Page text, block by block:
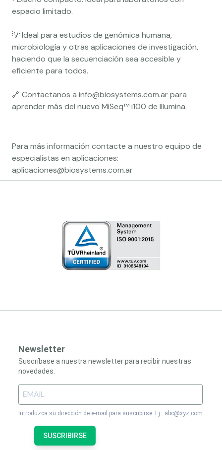
espacio limitado.
💡 Ideal para estudios de genómica humana,
microbiología y otras aplicaciones de investigación,
haciendo que la secuenciación sea accesible y
eficiente para todos.
🔗 Contactanos a info@biosystems.com.arpara
aprender más del nuevo MiSeq™ i100 de Illumina.
Para más información contacte a nuestro equipo de
especialistas en aplicaciones:
aplicaciones@biosystems.com.ar
Newsletter
Suscríbase a nuestra newsletter para recibir nuestras
novedades.
Introduzca su dirección de e-mail para suscribirse. Ej.: abc@xyz.com
SUSCRIBIRSE